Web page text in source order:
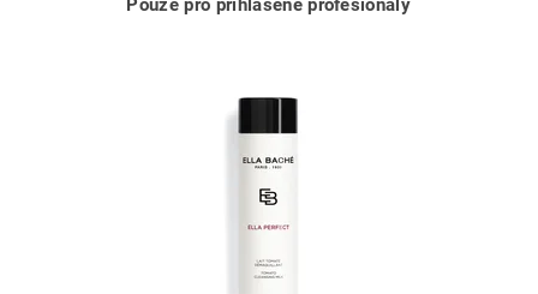
Pouze pro přihlášené profesionály